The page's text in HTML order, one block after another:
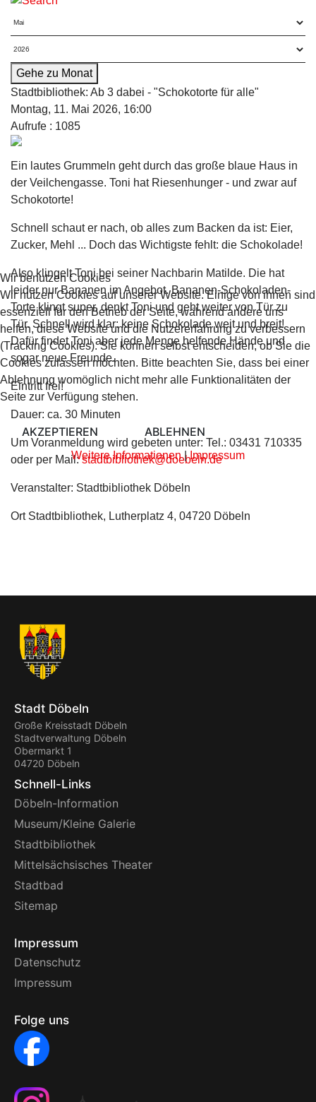
Gehe zu Monat
Stadtbibliothek: Ab 3 dabei - "Schokotorte für alle"
Montag, 11. Mai 2026, 16:00
Aufrufe : 1085
Ein lautes Grummeln geht durch das große blaue Haus in
der Veilchengasse. Toni hat Riesenhunger - und zwar auf
Schokotorte!
Schnell schaut er nach, ob alles zum Backen da ist: Eier,
Zucker, Mehl ... Doch das Wichtigste fehlt: die Schokolade!
Also klingelt Toni bei seiner Nachbarin Matilde. Die hat
leider nur Bananen im Angebot. Bananen-Schokoladen-
Torte klingt super, denkt Toni und geht weiter von Tür zu
Tür. Schnell wird klar: keine Schokolade weit und breit!
Dafür findet Toni aber jede Menge helfende Hände und
sogar neue Freunde.
Eintritt frei!
Dauer: ca. 30 Minuten
Um Voranmeldung wird gebeten unter: Tel.: 03431 710335
oder per Mail:stadtbibliothek@doebeln.de
Veranstalter: Stadtbibliothek Döbeln
Ort Stadtbibliothek, Lutherplatz 4, 04720 Döbeln
Stadt Döbeln
Große Kreisstadt Döbeln
Stadtverwaltung Döbeln
Obermarkt 1
04720 Döbeln
Schnell-Links
Döbeln-Information
Museum/Kleine Galerie
Stadtbibliothek
Mittelsächsisches Theater
Stadtbad
Sitemap
Impressum
Datenschutz
Impressum
Folge uns
Wir benutzen Cookies
Wir nutzen Cookies auf unserer Website. Einige von ihnen sind
essenziell für den Betrieb der Seite, während andere uns
helfen, diese Website und die Nutzererfahrung zu verbessern
(Tracking Cookies). Sie können selbst entscheiden, ob Sie die
Cookies zulassen möchten. Bitte beachten Sie, dass bei einer
Ablehnung womöglich nicht mehr alle Funktionalitäten der
Seite zur Verfügung stehen.
AKZEPTIEREN ABLEHNEN
Weitere Informationen|Impressum